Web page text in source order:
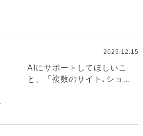
2025.12.15
AIにサポートしてほしいこ
と、「複数のサイト､ショ...